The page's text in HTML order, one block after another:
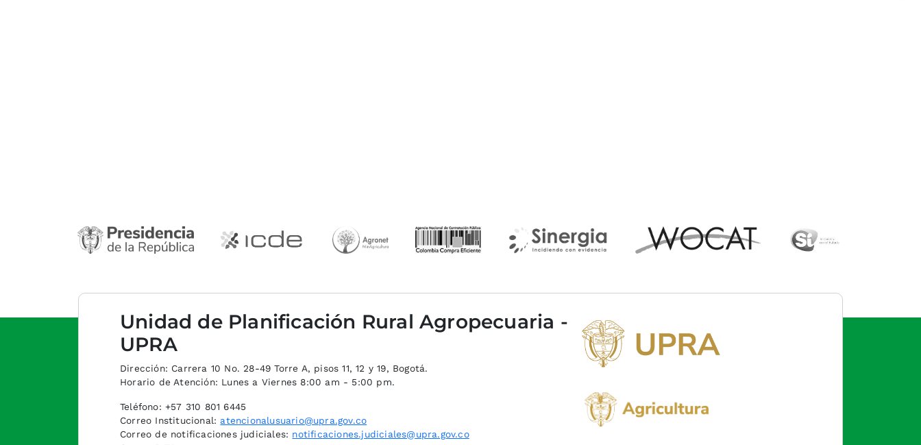
Unidad de Planificación Rural Agropecuaria -
UPRA
Dirección: Carrera 10 No. 28-49 Torre A, pisos 11, 12 y 19, Bogotá.
Horario de Atención: Lunes a Viernes 8:00 am - 5:00 pm.
Teléfono: +57 310 801 6445
Correo Institucional:atencionalusuario@upra.gov.co
Correo de notificaciones judiciales: notificaciones.judiciales@upra.gov.co